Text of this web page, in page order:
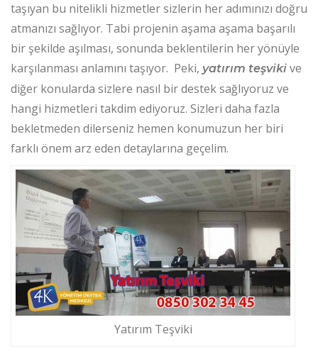
taşıyan bu nitelikli hizmetler sizlerin her adımınızı doğru
atmanızı sağlıyor. Tabi projenin aşama aşama başarılı
bir şekilde aşılması, sonunda beklentilerin her yönüyle
karşılanması anlamını taşıyor. Peki, yatırım teşviki ve
diğer konularda sizlere nasıl bir destek sağlıyoruz ve
hangi hizmetleri takdim ediyoruz. Sizleri daha fazla
bekletmeden dilerseniz hemen konumuzun her biri
farklı önem arz eden detaylarına geçelim.
Yatırım Teşviki